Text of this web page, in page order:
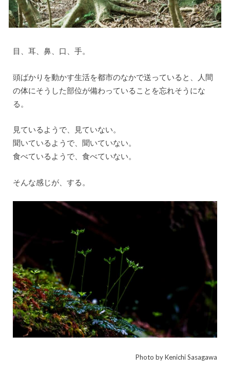
目、耳、鼻、口、手。
頭ばかりを動かす生活を都市のなかで送っていると、人間
の体にそうした部位が備わっていることを忘れそうにな
る。
見ているようで、見ていない。
聞いているようで、聞いていない。
食べているようで、食べていない。
そんな感じが、する。
Photo by Kenichi Sasagawa